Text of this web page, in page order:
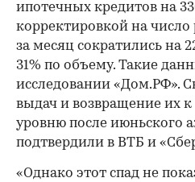
ипотечных кредитов на
корректировкой на
за месяц сократились на
31% по объему. Такие
исследовании «Дом.РФ».
выдач и возвращение их к
уровню после июньского
подтвердили в ВТБ и
«Однако этот спад не